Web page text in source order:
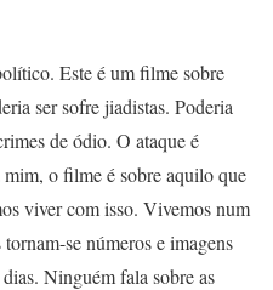
Este é um filme sobre
ser sofre jiadistas. Poderia
de ódio. O ataque é
mim, o filme é sobre aquilo que
viver com isso. Vivemos num
se números e imagens
Ninguém fala sobre as